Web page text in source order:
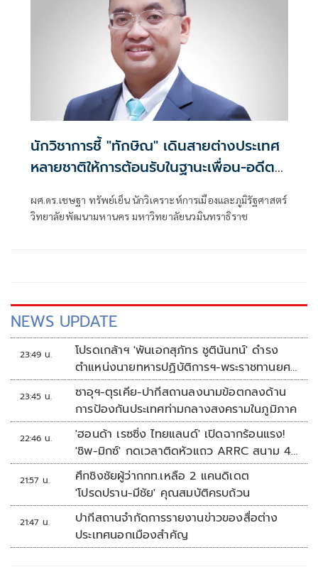
นักวิชาการชี้ "ทักษิณ" เดินสายต่างประเทศ
หลายชาติให้การต้อนรับในฐานะเพื่อน-อดีต
ผู้นำ ไร้นัยยะเชิงอำนาจ เชื่อรัฐบาลไม่ติดใจ
เหตุอำนาจบริหารอยู่ที่รัฐบาล
ผศ.ดร.เชษฐา ทรัพย์เย็น นักวิเคราะห์การเมืองและภูมิรัฐศาสตร์
วิทยาลัยพัฒนามหานคร มหาวิทยาลัยนวมินทราธิราช
NEWS UPDATE
23:49 น.
โปรดเกล้าฯ 'พันเอกสุภัทร ชูตินันทน์' ดำรง
ตำแหน่งนายทหารปฏิบัติการฯ-พระราชทานยศ
'พลตรี'
23:45 น.
ซาอุฯ-ตุรเคีย-ปากีสถานลงนามข้อตกลงด้าน
การป้องกันประเทศท่ามกลางสงครามในภูมิภาค
22:46 น.
'ฮอนด้า เรซซิ่ง ไทยแลนด์' เปิดฉากร้อนแรง!
'ชิพ-มิกซ์' กดเวลาติดหัวแถว ARRC สนาม 4
ที่มัลดาลิกา
21:57 น.
ศึกชิงชัยผู้ว่ากกท.เหลือ 2 แคนดิเดต
'โปรดปราน-มีชัย' คุณสมบัติครบถ้วน
21:47 น.
ปากีสถานจำกัดการรายงานข่าวของสื่อต่าง
ประเทศนอกเมืองสำคัญ